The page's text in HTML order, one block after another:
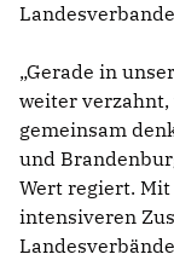
Gerade in
weiter
gemeinsam
und
Wert regiert.
intensiveren